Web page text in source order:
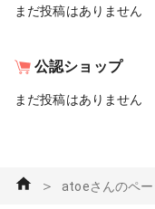
まだ投稿はありません
公認ショップ
まだ投稿はありません
＞ atoeさんのペ